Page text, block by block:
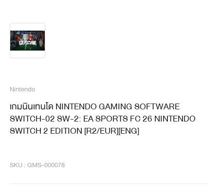
Nintendo
เกมนินเทนโด NINTENDO GAMING SOFTWARE
SWITCH-02 SW-2: EA SPORTS FC 26 NINTENDO
SWITCH 2 EDITION [R2/EUR][ENG]
SKU : GMS-000078